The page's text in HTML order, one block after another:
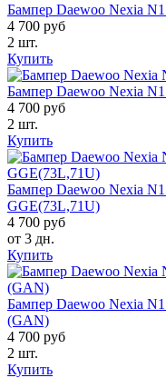
Бампер Daewoo Nexia
4 700 руб
2 шт.
Купить
Бампер Daewoo Nexia
4 700 руб
2 шт.
Купить
Бампер Daewoo Nexia
GGE(73L,71U)
4 700 руб
от 3 дн.
Купить
Бампер Daewoo Nexia
(GAN)
4 700 руб
2 шт.
Купить